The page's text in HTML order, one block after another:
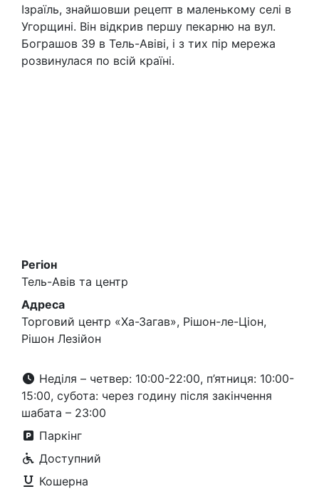
Ізраїль, знайшовши рецепт в маленькому селі в
Угорщині. Він відкрив першу пекарню на вул.
Бограшов 39 в Тель-Авіві, і з тих пір мережа
розвинулася по всій країні.
Регіон
Тель-Авів та центр
Адреса
Торговий центр «Ха-Загав», Рішон-ле-Ціон,
Рішон Лезійон
Неділя – четвер: 10:00-22:00, п’ятниця: 10:00-
15:00, субота: через годину після закінчення
шабата – 23:00
Паркінг
Доступний
Кошерна